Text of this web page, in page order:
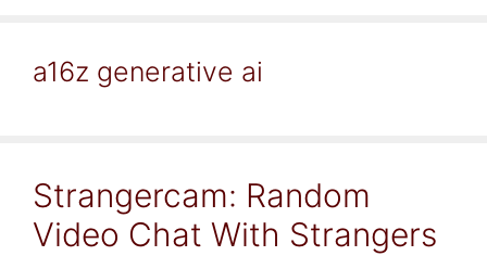
a16z generative ai
Strangercam: Random
Video Chat With Strangers